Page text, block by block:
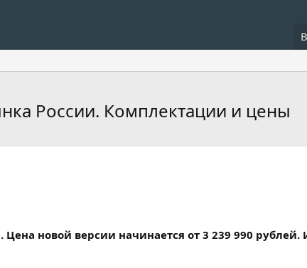
России. Комплектации и цены
новой версии начинается от 3 239 990 рублей.